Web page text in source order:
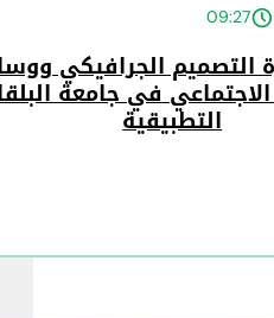
09:27
التصميم الجرافيكي
في جامعة
التطبيقية